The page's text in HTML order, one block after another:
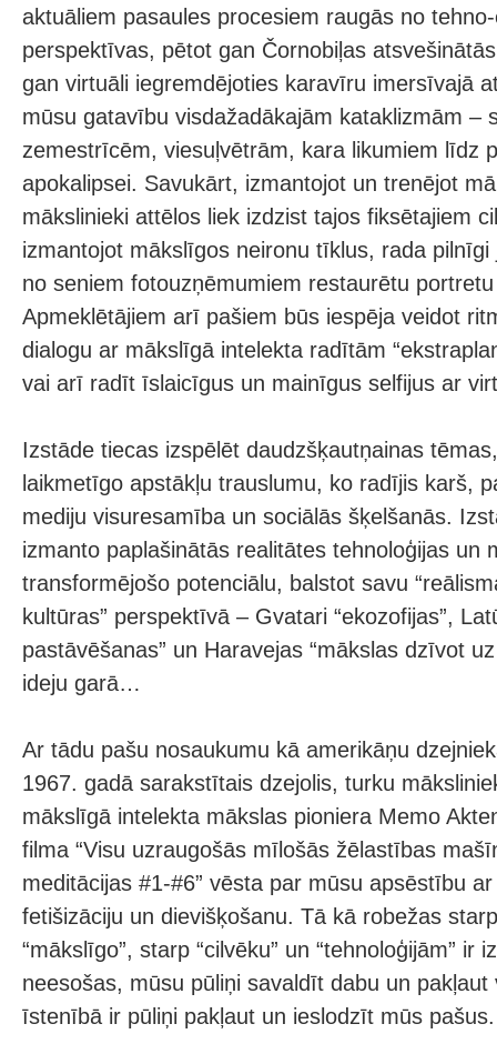
aktuāliem pasaules procesiem raugās no
perspektīvas, pētot gan Čornobiļas
gan virtuāli iegremdējoties karavīru imersīvajā
mūsu gatavību visdažadākajām kataklizmām –
zemestrīcēm, viesuļvētrām, kara likumiem līdz
apokalipsei. Savukārt, izmantojot un trenējot
mākslinieki attēlos liek izdzist tajos fiksētajiem
izmantojot mākslīgos neironu tīklus, rada
no seniem fotouzņēmumiem restaurētu
Apmeklētājiem arī pašiem būs iespēja veidot
dialogu ar mākslīgā intelekta radītām
vai arī radīt īslaicīgus un mainīgus selfijus ar
Izstāde tiecas izspēlēt daudzšķautņainas
laikmetīgo apstākļu trauslumu, ko radījis karš,
mediju visuresamība un sociālās šķelšanās.
izmanto paplašinātās realitātes tehnoloģijas un
transformējošo potenciālu, balstot savu
kultūras” perspektīvā – Gvatari “ekozofijas”,
pastāvēšanas” un Haravejas “mākslas dzīvot
ideju garā…
Ar tādu pašu nosaukumu kā amerikāņu
1967. gadā sarakstītais dzejolis, turku
mākslīgā intelekta mākslas pioniera Memo
filma “Visu uzraugošās mīlošās žēlastības
meditācijas #1-#6” vēsta par mūsu apsēstību
fetišizāciju un dievišķošanu. Tā kā robežas
“mākslīgo”, starp “cilvēku” un “tehnoloģijām” ir
neesošas, mūsu pūliņi savaldīt dabu un pakļaut
īstenībā ir pūliņi pakļaut un ieslodzīt mūs pašus.